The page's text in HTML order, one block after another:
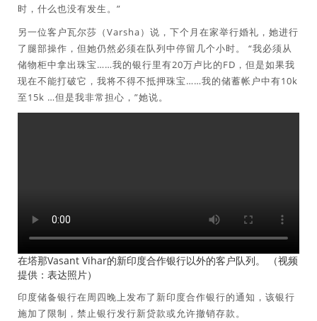
时，什么也没有发生。”
另一位客户瓦尔莎（Varsha）说，下个月在家举行婚礼，她进行
了腿部操作，但她仍然必须在队列中停留几个小时。 “我必须从
储物柜中拿出珠宝……我的银行里有20万卢比的FD，但是如果我
现在不能打破它，我将不得不抵押珠宝……我的储蓄帐户中有10k
至15k …但是我非常担心，”她说。
在塔那Vasant Vihar的新印度合作银行以外的客户队列。 （视频
提供：表达照片）
印度储备银行在周四晚上发布了新印度合作银行的通知，该银行
施加了限制，禁止银行发行新贷款或允许撤销存款。